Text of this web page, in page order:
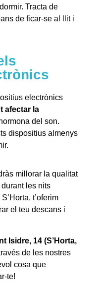
Tracta de
de ficar-se al llit i
electrònics
afectar la
del son.
dispositius almenys
millorar la qualitat
les nits
t’oferim
el teu descans i
Isidre, 14 (S’Horta,
de les nostres
cosa que
te!